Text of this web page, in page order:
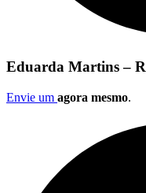
Eduarda Martins –
Envie um agora mesmo.